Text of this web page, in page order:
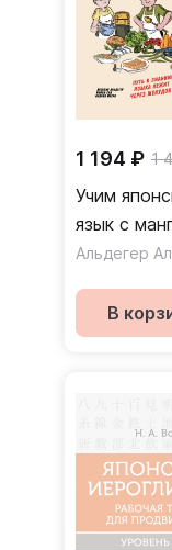
1 194 ₽ 1
Учим
язык с
В